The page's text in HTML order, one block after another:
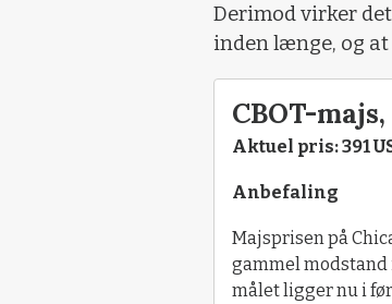
Derimod virker
inden længe, og
CBOT-majs,
Aktuel pris: 391
Anbefaling
Majsprisen på
gammel modstand
målet ligger nu i